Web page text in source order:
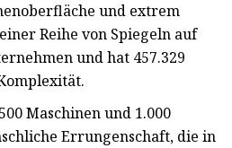
und extrem
Reihe von Spiegeln auf
und hat 457.329
Maschinen und 1.000
Errungenschaft, die in